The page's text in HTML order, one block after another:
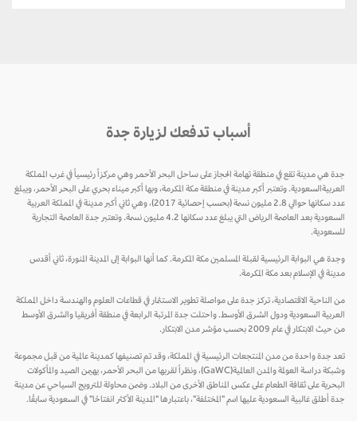
أسباب تدفعك لزيارة جدة
جدة هي مدينة تقع في منطقة تهامة الحجاز على ساحل البحر الأحمر وهي مركزاً رئيسياً في غرب المملكة
العربيةالسعودية. وتعتبر أكبر مدينة في منطقة مكة المكرمة، وبها أكبر ميناء بحري على البحر الأحمر، ويبلغ
عدد سكانها حوالي 2.8 مليون نسمة (بحسب إحصائية 2017)، وهي ثاني أكبر مدينة في المملكة العربية
السعودية بعد العاصمة الرياض التي يبلغ عدد سكانها 4.2 مليون نسمة. وتعتبر جدة العاصمة التجارية
للسعودية.
وجدة هي البوابة الرئيسية لقبلة المسلمين مكة المكرمة. كما أنها البوابة إلى المدينة المنورة، ثاني أقدس
مدينة في الإسلام بعد مكة المكرمة.
من الناحية الاقتصادية، تركز جدة على مواصلة تطوير الاستثمار في قطاعات العلوم والهندسة داخل المملكة
العربية السعودية ودول الشرق الأوسط. واحتلت جدة المرتبة الرابعة في منطقة أفريقيا والشرق الأوسط
من حيث الابتكار في عام 2009 بحسب مؤشر مدن الابتكار.
تعد جدة واحدة من مدن المنتجعات الرئيسية في المملكة، وقد تم تصنيفها كمدينة عالمية من قبل مجموعة
وشبكة دراسة العولمة والمدن العالمية(GaWC)، ونظراً لقربها من البحر الأحمر، يهيمن الصيد والمأكولات
البحرية على ثقافة الطعام على عكس المناطق الأخرى من البلاد. وضمن محاولة للترويج السياحي عن مدينة
جدة أطلق غالبية السعودية عليها اسم "المختلفة"، باعتبارها "المدينة الأكثر انفتاحًا" في السعودية سابقًا.